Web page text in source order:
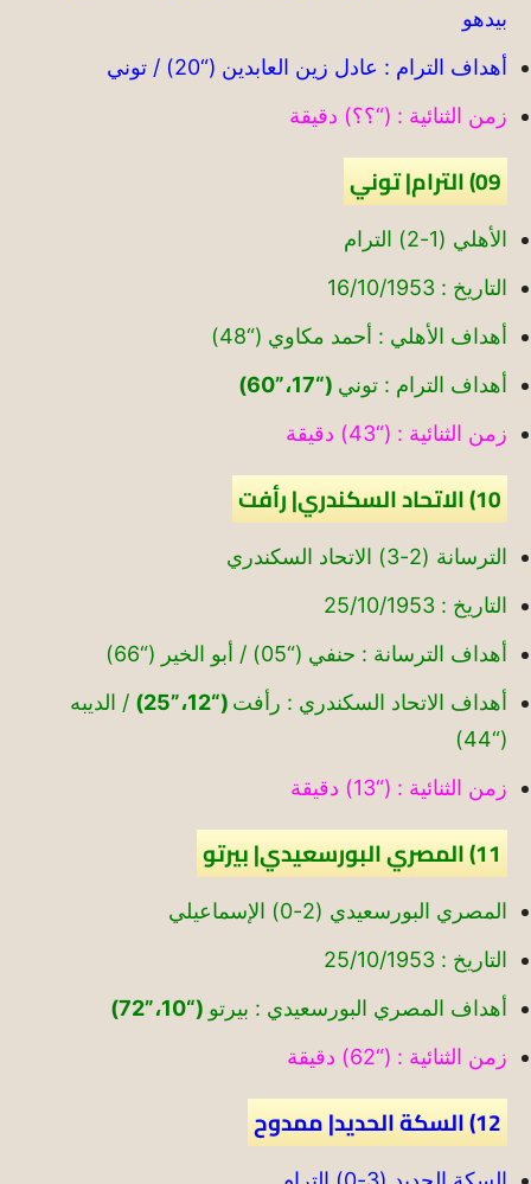
بيدهو
أهداف الترام : عادل زين العابدين (“20) / توني
زمن الثنائية : (“؟؟) دقيقة
09) الترام| توني
الأهلي (1-2) الترام
التاريخ : 16/10/1953
أهداف الأهلي : أحمد مكاوي (“48)
أهداف الترام : توني (“17،”60)
زمن الثنائية : (“43) دقيقة
10) الاتحاد السكندري| رأفت
الترسانة (2-3) الاتحاد السكندري
التاريخ : 25/10/1953
أهداف الترسانة : حنفي (“05) / أبو الخير (“66)
أهداف الاتحاد السكندري : رأفت (“12،”25)
/ الديبه
(“44)
زمن الثنائية : (“13) دقيقة
11) المصري البورسعيدي| بيرتو
المصري البورسعيدي (2-0) الإسماعيلي
التاريخ : 25/10/1953
أهداف المصري البورسعيدي : بيرتو (“10،”72)
زمن الثنائية : (“62) دقيقة
12) السكة الحديد| ممدوح